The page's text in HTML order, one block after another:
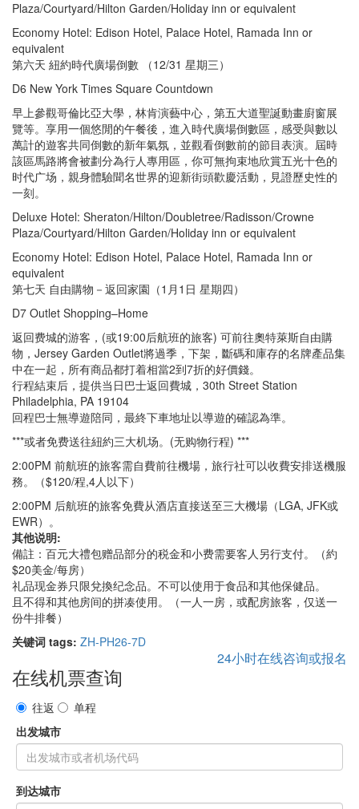
Plaza/Courtyard/Hilton Garden/Holiday inn or equivalent
Economy Hotel: Edison Hotel, Palace Hotel, Ramada Inn or
equivalent
第六天 紐約時代廣場倒數 （12/31 星期三）
D6 New York Times Square Countdown
早上參觀哥倫比亞大學，林肯演藝中心，第五大道聖誕動畫廚窗展
覽等。享用一個悠閒的午餐後，進入時代廣場倒數區，感受與數以
萬計的遊客共同倒數的新年氣氛，並觀看倒數前的節目表演。屆時
該區馬路將會被劃分為行人專用區，你可無拘束地欣賞五光十色的
时代广场，親身體驗聞名世界的迎新街頭歡慶活動，見證歷史性的
一刻。
Deluxe Hotel: Sheraton/Hilton/Doubletree/Radisson/Crowne
Plaza/Courtyard/Hilton Garden/Holiday inn or equivalent
Economy Hotel: Edison Hotel, Palace Hotel, Ramada Inn or
equivalent
第七天 自由購物－返回家園（1月1日 星期四）
D7 Outlet Shopping–Home
返回费城的游客，(或19:00后航班的旅客) 可前往奧特萊斯自由購
物，Jersey Garden Outlet將過季，下架，斷碼和庫存的名牌產品集
中在一起，所有商品都打着相當2到7折的好價錢。
行程結束后，提供当日巴士返回費城，30th Street Station
Philadelphia, PA 19104
回程巴士無導遊陪同，最終下車地址以導遊的確認為準。
***或者免费送往紐約三大机场。(无购物行程) ***
2:00PM 前航班的旅客需自費前往機場，旅行社可以收費安排送機服
務。（$120/程,4人以下）
2:00PM 后航班的旅客免費从酒店直接送至三大機場（LGA, JFK或
EWR）。
其他说明:
備註：百元大禮包赠品部分的税金和小费需要客人另行支付。（約
$20美金/每房）
礼品现金券只限兌換纪念品。不可以使用于食品和其他保健品。
且不得和其他房间的拼凑使用。（一人一房，或配房旅客，仅送一
份牛排餐）
关键词 tags: ZH-PH26-7D
24小时在线咨询或报名
在线机票查询
往返
单程
出发城市
到达城市